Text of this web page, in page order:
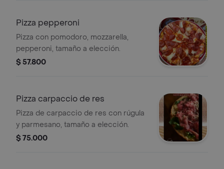
Pizza pepperoni
Pizza con pomodoro, mozzarella,
pepperoni, tamaño a elección.
$ 57.800
Pizza carpaccio de res
Pizza de carpaccio de res con rúgula
y parmesano, tamaño a elección.
$ 75.000